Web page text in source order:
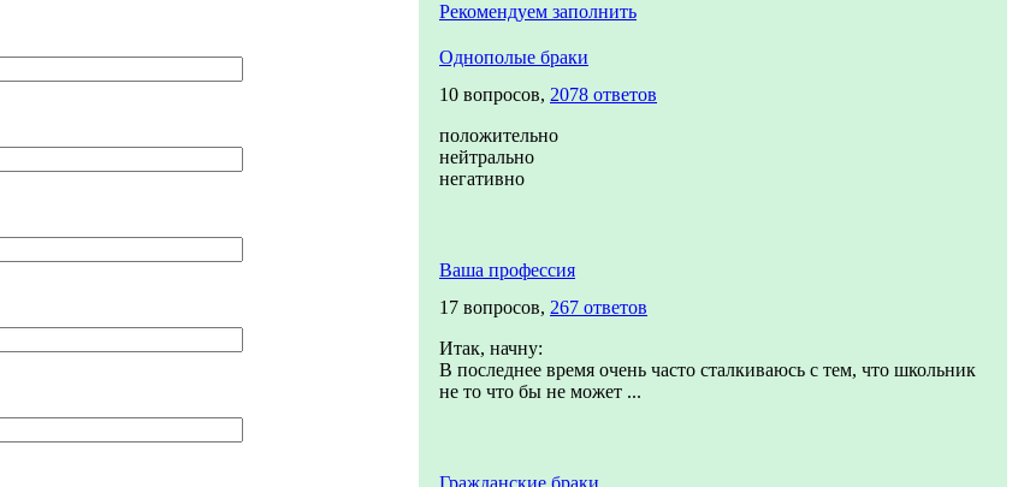
Рекомендуем заполнить
Однополые браки
10 вопросов, 2078 ответов
положительно
нейтрально
негативно
Ваша профессия
17 вопросов, 267 ответов
Итак, начну:
В последнее время очень часто сталкиваюсь с тем, что школьник
не то что бы не может ...
Гражданские браки